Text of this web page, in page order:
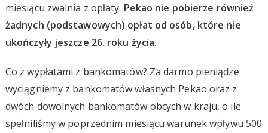
miesiącu zwalnia z opłaty. Pekao nie pobierze również
żadnych (podstawowych) opłat od osób, które nie
ukończyły jeszcze 26. roku życia.
Co z wypłatami z bankomatów? Za darmo pieniądze
wyciągniemy z bankomatów własnych Pekao oraz z
dwóch dowolnych bankomatów obcych w kraju, o ile
spełniliśmy w poprzednim miesiącu warunek wpływu 500